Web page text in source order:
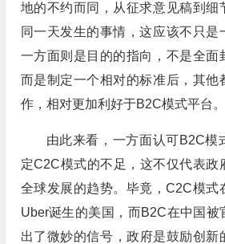
地的不约而同，从征求意见稿到细
同一天发生的事情，这应该不只是
一方面则是目的的指向，不是全面
而是制定一个相对的标准后，其他
作，相对更加利好于B2C模式平台。
由此来看，一方面认可B2C模
定C2C模式的不足，这不仅代表政
全球发展的趋势。毕竟，C2C模式
Uber诞生的美国，而B2C在中国被
出了微妙的信号，政府是鼓励创新